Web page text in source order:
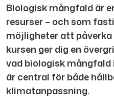
Biologisk mångfald är
resurser – och som
möjligheter att
kursen ger dig en
vad biologisk mångfald
är central för både
klimatanpassning.